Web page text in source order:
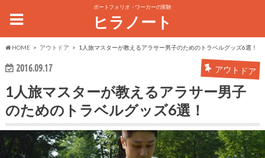
ポートフォリオ・ワーカーの実験
ヒラノート
HOME アウトドア 1人旅マスターが教えるアラサー男子のためのトラベルグッズ6選！
2016.09.17 アウトドア
1人旅マスターが教えるアラサー男子
のためのトラベルグッズ6選！